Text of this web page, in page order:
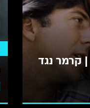
| קרמר נגד